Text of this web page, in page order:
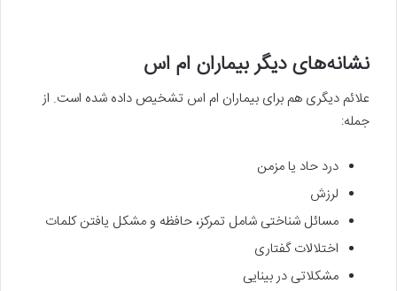
نشانه‌های دیگر بیماران ام اس
علائم دیگری هم برای بیماران ام اس تشخیص داده شده است. از
جمله:
درد حاد یا مزمن
لرزش
مسائل شناختی شامل تمرکز، حافظه و مشکل یافتن کلمات
اختلالات گفتاری
مشکلاتی در بینایی